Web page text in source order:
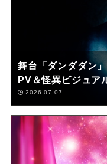
舞台「ダンダダン
PV＆怪異ビジュア
2026-07-07